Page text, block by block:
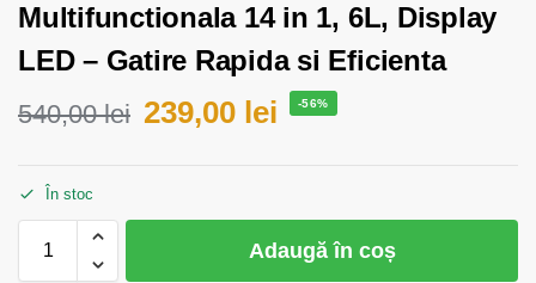
Multifunctionala 14 in 1, 6L, Display
LED – Gatire Rapida si Eficienta
540,00lei 239,00 lei -56%
În stoc
Adaugă în coș